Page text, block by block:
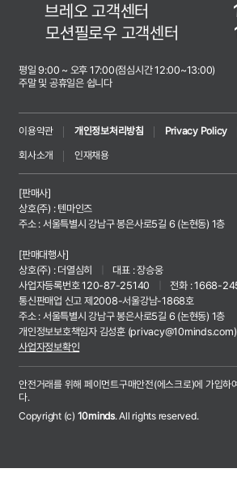
브레오 고객센터
모션필로우 고객센터
평일 9:00 ~ 오후 17:00(점심시간 12:00~13:00)
주말 및 공휴일은 쉽니다
이용약관 개인정보처리방침 Privacy Policy
회사소개
인재채용
[판매사]
상호(주) : 텐마인즈
주소 : 서울특별시 강남구 봉은사로5길 6 (논현동) 1층
[판매대행사]
상호(주) : 더열심히
대표 : 장승웅
사업자등록번호 120-87-25140
전화 : 1668-
통신판매업 신고 제2008-서울강남-1868호
주소 : 서울특별시 강남구 봉은사로5길 6 (논현동) 1층
개인정보보호책임자 김성훈 (privacy@10minds.com)
사업자정보확인
안전거래를 위해 페이먼트구매안전(에스크로)에 가입하
다.
Copyright (c) 10minds. All rights reserved.